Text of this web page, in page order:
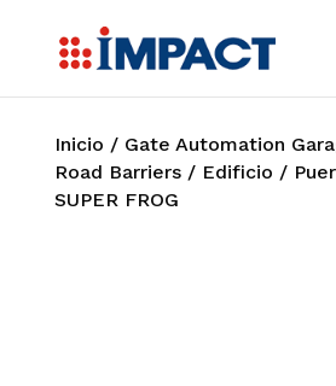
Inicio / Gate Automation
Road Barriers/ Edificio /
SUPER FROG